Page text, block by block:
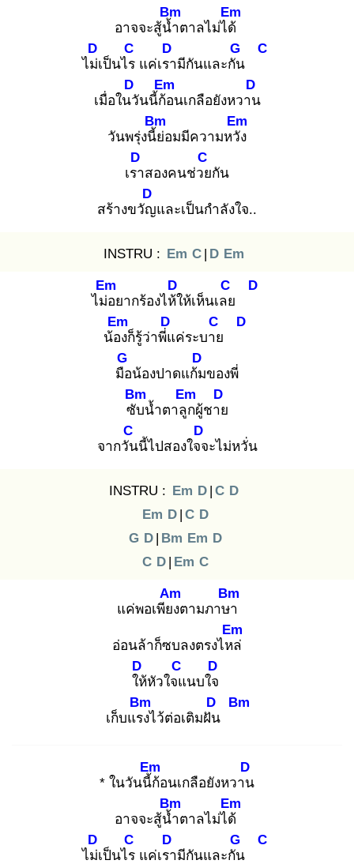
อาจจะสู้น้ำ
Bm
ตาลไม่ได้
Em
ไม่เ
D
ป็นไร
C
แค่เรา
D
มีกันและกัน
G C
เมื่อในวั
D
นนี้ก้อ
Em
นเกลือยังหวาน
D
วันพรุ่งนี้ย่
Bm
อมมีความหวัง
Em
เรา
D
สองคนช่วย
C
กัน
สร้างขวัญ
D
และเป็นกำลังใจ..
INSTRU : Em C | D Em
ไม่อ
Em
ยากร้องไห้ใ
D
ห้เห็นเลย
C D
น้อง
Em
ก็รู้ว่าพี่แ
D
ค่ระบาย
C D
มือ
G
น้องปาดแก้ม
D
ของพี่
ซับ
Bm
น้ำตาลูก
Em
ผู้ชาย
D
จากวัน
C
นี้ไปสองใจจ
D
ะไม่หวั่น
INSTRU : Em D | C D
Em D | C D
G D | Bm Em D
C D | Em C
แค่พอเพียง
Am
ตามภาษา
Bm
อ่อนล้าก็ซบลงตรงไหล่
Em
ให้
D
หัวใจแ
C
นบใจ
D
เก็บแรง
Bm
ไว้ต่อเติมฝัน
D Bm
* ในวันนี้ก้
Em
อนเกลือยังหวาน
D
อาจจะสู้น้ำ
Bm
ตาลไม่ได้
Em
ไม่เ
D
ป็นไร
C
แค่เรา
D
มีกันและกัน
G C